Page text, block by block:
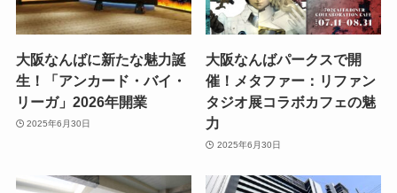
大阪なんばに新たな魅力誕
生！「アンカード・バイ・
リーガ」2026年開業
2025年6月30日
大阪なんばパークスで開
催！メタファー：リファン
タジオ展コラボカフェの魅
力
2025年6月30日